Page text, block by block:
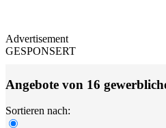
Advertisement
GESPONSERT
Angebote von 16
Sortieren nach: